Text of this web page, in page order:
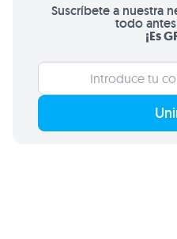
Suscríbete a nuestra
todo
¡Es